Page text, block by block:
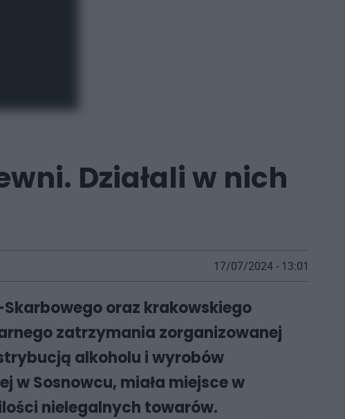
Działali w nich
17/07/2024 - 13:01
oraz krakowskiego
zatrzymania zorganizowanej
alkoholu i wyrobów
Sosnowcu, miała miejsce w
nielegalnych towarów.